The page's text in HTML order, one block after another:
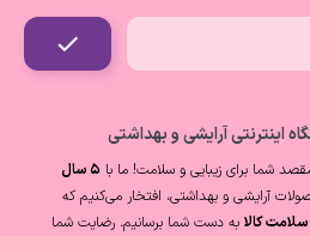
اینترنتی آرایشی و بهداشتی
شما برای زیبایی و سلامت! ما با
۵ سال
آرایشی و بهداشتی، افتخار می‌کنیم که
کالا به دست شما برسانیم. رضایت شما